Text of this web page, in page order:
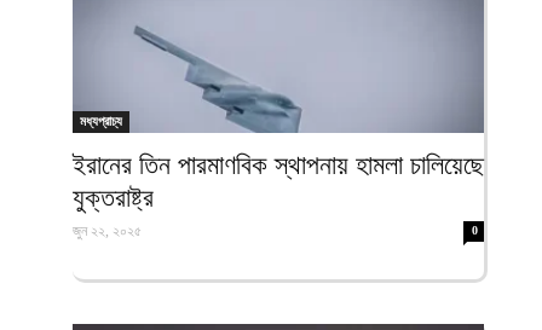
মধ্যপ্রাচ্য
ইরানের তিন পারমাণবিক স্থাপনায় হামলা চালিয়েছে
যুক্তরাষ্ট্র
জুন ২২, ২০২৫ 0